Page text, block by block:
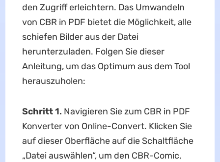
den Zugriff erleichtern. Das Umwandeln
von CBR in PDF bietet die Möglichkeit, alle
schiefen Bilder aus der Datei
herunterzuladen. Folgen Sie dieser
Anleitung, um das Optimum aus dem Tool
herauszuholen:
Schritt 1. Navigieren Sie zum CBR in PDF
Konverter von Online-Convert. Klicken Sie
auf dieser Oberfläche auf die Schaltfläche
„Datei auswählen“, um den CBR-Comic,